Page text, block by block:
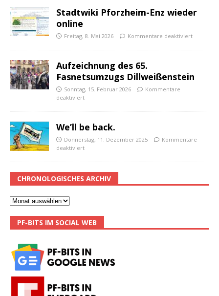
Stadtwiki Pforzheim-Enz wieder
online
Freitag, 8. Mai 2026 Kommentare deaktiviert
Aufzeichnung des 65.
Fasnetsumzugs Dillweißenstein
Sonntag, 15. Februar 2026
Kommentare
deaktiviert
We’ll be back.
Donnerstag, 11. Dezember 2025
Kommentare
deaktiviert
CHRONOLOGISCHES ARCHIV
PF-BITS IM SOCIAL WEB